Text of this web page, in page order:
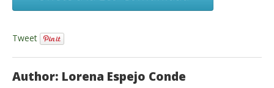
Tweet
Author: Lorena Espejo Conde